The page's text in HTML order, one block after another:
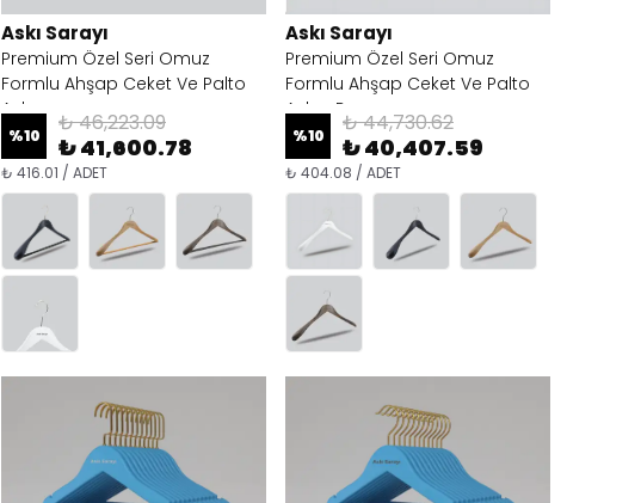
Askı Sarayı
Premium Özel Seri Omuz
Formlu Ahşap Ceket Ve Palto
Askısı
%10 ₺ 46,223.09
₺ 41,600.78
₺ 416.01 / ADET
Askı Sarayı
Premium Özel Seri Omuz
Formlu Ahşap Ceket Ve Palto
Askısı Barsız
%10 ₺ 44,730.62
₺ 40,407.59
₺ 404.08 / ADET